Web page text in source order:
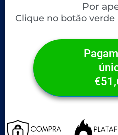
Por
Clique no botão